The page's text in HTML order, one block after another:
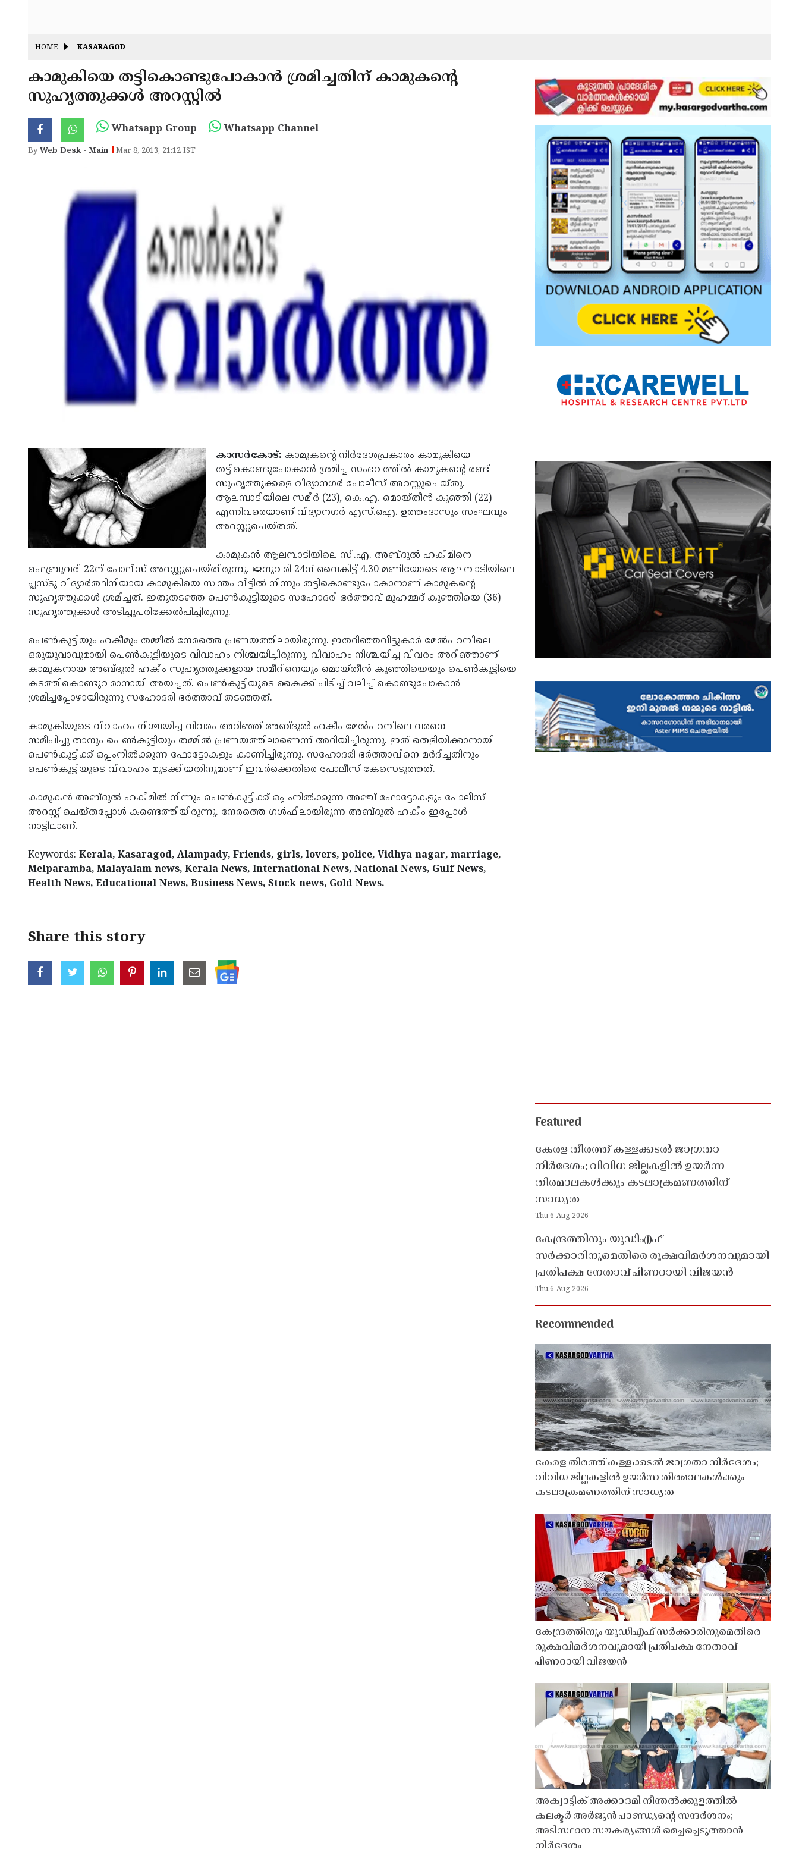
HOME KASARAGOD
കാമുകിയെ തട്ടികൊണ്ടുപോകാന്‍ ശ്രമിച്ചതിന് കാമുകന്റെ
സുഹൃത്തുക്കള്‍ അറസ്റ്റില്‍
Whatsapp Group Whatsapp Channel
ByWeb Desk - Main Mar 8, 2013, 21:12 IST
കാസര്‍കോട്: കാമുകന്റെ നിര്‍ദേശപ്രകാരം കാമുകിയെ
തട്ടികൊണ്ടുപോകാന്‍ ശ്രമിച്ച സംഭവത്തില്‍ കാമുകന്റെ രണ്ട്
സുഹൃത്തുക്കളെ വിദ്യാനഗര്‍ പോലീസ് അറസ്റ്റുചെയ്തു.
ആലമ്പാടിയിലെ സമീര്‍ (23), കെ.എ. മൊയ്തീന്‍ കുഞ്ഞി (22)
എന്നിവരെയാണ് വിദ്യാനഗര്‍ എസ്.ഐ. ഉത്തംദാസും സംഘവും
അറസ്റ്റുചെയ്തത്.
കാമുകന്‍ ആലമ്പാടിയിലെ സി.എ. അബ്ദുല്‍ ഹകീമിനെ
ഫെബ്രുവരി 22ന് പോലീസ് അറസ്റ്റുചെയ്തിരുന്നു. ജനുവരി 24ന് വൈകിട്ട് 4.30 മണിയോടെ ആലമ്പാടിയിലെ
പ്ലസ്ടു വിദ്യാര്‍ത്ഥിനിയായ കാമുകിയെ സ്വന്തം വീട്ടില്‍ നിന്നും തട്ടികൊണ്ടുപോകാനാണ് കാമുകന്റെ
സുഹൃത്തുക്കള്‍ ശ്രമിച്ചത്. ഇതുതടഞ്ഞ പെണ്‍കുട്ടിയുടെ സഹോദരി ഭര്‍ത്താവ് മുഹമ്മദ് കുഞ്ഞിയെ (36)
സുഹൃത്തുക്കള്‍ അടിച്ചുപരിക്കേല്‍പിച്ചിരുന്നു.
പെണ്‍കുട്ടിയും ഹകീമും തമ്മില്‍ നേരത്തെ പ്രണയത്തിലായിരുന്നു. ഇതറിഞ്ഞവീട്ടുകാര്‍ മേല്‍പറമ്പിലെ
ഒരുയുവാവുമായി പെണ്‍കുട്ടിയുടെ വിവാഹം നിശ്ചയിച്ചിരുന്നു. വിവാഹം നിശ്ചയിച്ച വിവരം അറിഞ്ഞാണ്
കാമുകനായ അബ്ദുല്‍ ഹകീം സുഹൃത്തുക്കളായ സമീറിനെയും മൊയ്തീന്‍ കുഞ്ഞിയെയും പെണ്‍കുട്ടിയെ
കടത്തികൊണ്ടുവരാനായി അയച്ചത്. പെണ്‍കുട്ടിയുടെ കൈക്ക് പിടിച്ച് വലിച്ച് കൊണ്ടുപോകാന്‍
ശ്രമിച്ചപ്പോഴായിരുന്നു സഹോദരി ഭര്‍ത്താവ് തടഞ്ഞത്.
കാമുകിയുടെ വിവാഹം നിശ്ചയിച്ച വിവരം അറിഞ്ഞ് അബ്ദുല്‍ ഹകീം മേല്‍പറമ്പിലെ വരനെ
സമീപിച്ചു താനും പെണ്‍കുട്ടിയും തമ്മില്‍ പ്രണയത്തിലാണെന്ന് അറിയിച്ചിരുന്നു. ഇത് തെളിയിക്കാനായി
പെണ്‍കുട്ടിക്ക് ഒപ്പംനില്‍ക്കുന്ന ഫോട്ടോകളും കാണിച്ചിരുന്നു. സഹോദരി ഭര്‍ത്താവിനെ മര്‍ദിച്ചതിനും
പെണ്‍കുട്ടിയുടെ വിവാഹം മുടക്കിയതിനുമാണ് ഇവര്‍ക്കെതിരെ പോലീസ് കേസെടുത്തത്.
കാമുകന്‍ അബ്ദുല്‍ ഹകീമില്‍ നിന്നും പെണ്‍കുട്ടിക്ക് ഒപ്പംനില്‍ക്കുന്ന അഞ്ച് ഫോട്ടോകളും പോലീസ്
അറസ്റ്റ് ചെയ്തപ്പോള്‍ കണ്ടെത്തിയിരുന്നു. നേരത്തെ ഗള്‍ഫിലായിരുന്ന അബ്ദുല്‍ ഹകീം ഇപ്പോള്‍
നാട്ടിലാണ്.
Keywords: Kerala, Kasaragod, Alampady, Friends, girls, lovers, police, Vidhya nagar, marriage,
Melparamba, Malayalam news, Kerala News, International News, National News, Gulf News,
Health News, Educational News, Business News, Stock news, Gold News.
Share this story
Featured
കേരള തീരത്ത് കള്ളക്കടൽ ജാഗ്രതാ
നിർദേശം; വിവിധ ജില്ലകളിൽ ഉയർന്ന
തിരമാലകൾക്കും കടലാക്രമണത്തിന്
സാധ്യത
Thu,6 Aug 2026
കേന്ദ്രത്തിനും യുഡിഎഫ്
സർക്കാരിനുമെതിരെ രൂക്ഷവിമർശനവുമായി
പ്രതിപക്ഷ നേതാവ് പിണറായി വിജയൻ
Thu,6 Aug 2026
Recommended
കേരള തീരത്ത് കള്ളക്കടൽ ജാഗ്രതാ നിർദേശം;
വിവിധ ജില്ലകളിൽ ഉയർന്ന തിരമാലകൾക്കും
കടലാക്രമണത്തിന് സാധ്യത
കേന്ദ്രത്തിനും യുഡിഎഫ് സർക്കാരിനുമെതിരെ
രൂക്ഷവിമർശനവുമായി പ്രതിപക്ഷ നേതാവ്
പിണറായി വിജയൻ
അക്വാട്ടിക് അക്കാദമി നീന്തൽക്കുളത്തിൽ
കലക്ടർ അർജുൻ പാണ്ഡ്യൻ്റെ സന്ദർശനം;
അടിസ്ഥാന സൗകര്യങ്ങൾ മെച്ചപ്പെടുത്താൻ
നിർദേശം